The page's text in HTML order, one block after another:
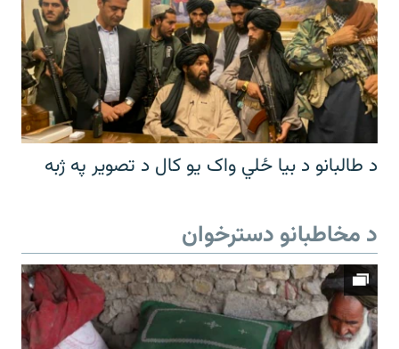
د طالبانو د بیا ځلي واک یو کال د تصویر په ژبه
د مخاطبانو دسترخوان